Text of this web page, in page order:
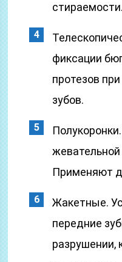
стираемости.
фиксации
протезов
зубов.
жевательной
Применяют
Жакетные.
передние
разрушении,